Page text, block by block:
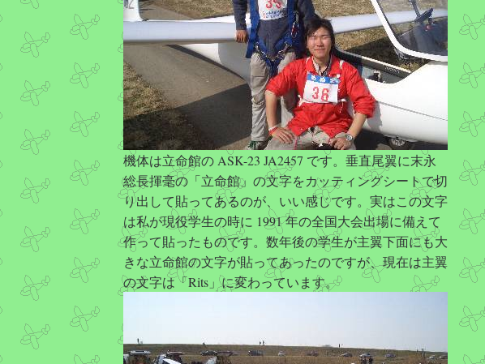
機体は立命館の ASK-23 JA2457 です。垂直尾翼に末永
総長揮毫の「立命館」の文字をカッティングシートで切
り出して貼ってあるのが、いい感じです。実はこの文字
は私が現役学生の時に 1991 年の全国大会出場に備えて
作って貼ったものです。数年後の学生が主翼下面にも大
きな立命館の文字が貼ってあったのですが、現在は主翼
の文字は「Rits」に変わっています。